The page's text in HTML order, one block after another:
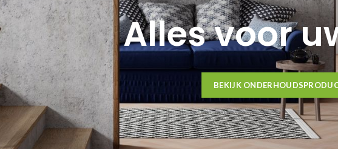
Alles voor
BEKIJK